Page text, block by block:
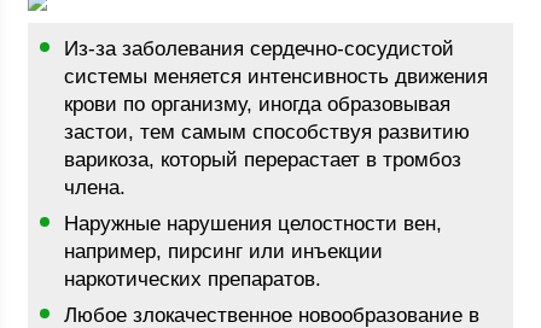
Из-за заболевания сердечно-сосудистой
системы меняется интенсивность движения
крови по организму, иногда образовывая
застои, тем самым способствуя развитию
варикоза, который перерастает в тромбоз
члена.
Наружные нарушения целостности вен,
например, пирсинг или инъекции
наркотических препаратов.
Любое злокачественное новообразование в